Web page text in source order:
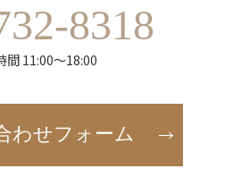
8318
間 11:00～18:00
わせフォーム